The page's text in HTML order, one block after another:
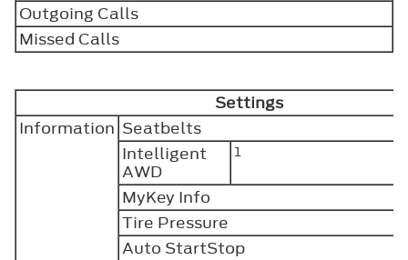
Outgoing Calls
Missed Calls
Settings
Information Seatbelts
Intelligent
AWD
1
MyKey Info
Tire Pressure
Auto StartStop